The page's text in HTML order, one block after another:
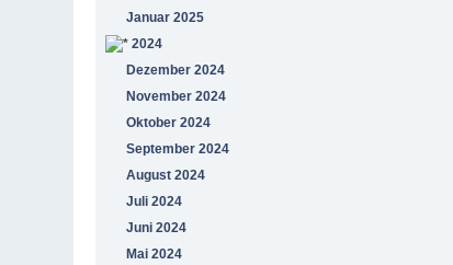
Januar 2025
2024
Dezember 2024
November 2024
Oktober 2024
September 2024
August 2024
Juli 2024
Juni 2024
Mai 2024